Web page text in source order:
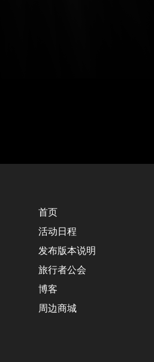
首页
活动日程
发布版本说明
旅行者公会
博客
周边商城